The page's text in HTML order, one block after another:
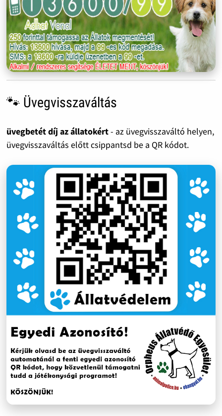
🐾 Üvegvisszaváltás
üvegbetét díj az állatokért- az üvegvisszaváltó helyen,
üvegvisszaváltás előtt csippantsd be a QR kódot.